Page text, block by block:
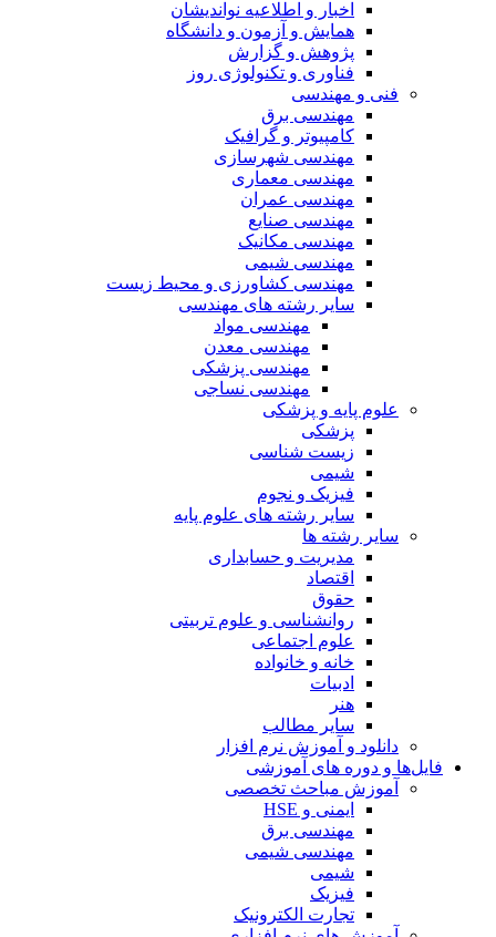
اخبار و اطلاعیه نواندیشان
همایش و آزمون و دانشگاه
پژوهش و گزارش
فناوری و تکنولوژی روز
فنی و مهندسی
مهندسی برق
کامپیوتر و گرافیک
مهندسی شهرسازی
مهندسی معماری
مهندسی عمران
مهندسی صنایع
مهندسی مکانیک
مهندسی شیمی
مهندسی کشاورزی و محیط زیست
سایر رشته های مهندسی
مهندسی مواد
مهندسی معدن
مهندسی پزشکی
مهندسی نساجی
علوم پایه و پزشکی
پزشکی
زیست شناسی
شیمی
فیزیک و نجوم
سایر رشته های علوم پایه
سایر رشته ها
مدیریت و حسابداری
اقتصاد
حقوق
روانشناسی و علوم تربیتی
علوم اجتماعی
خانه و خانواده
ادبیات
هنر
سایر مطالب
دانلود و آموزش نرم افزار
فایل‌ها و دوره های آموزشی
آموزش مباحث تخصصی
ایمنی و HSE
مهندسی برق
مهندسی شیمی
شیمی
فیزیک
تجارت الکترونیک